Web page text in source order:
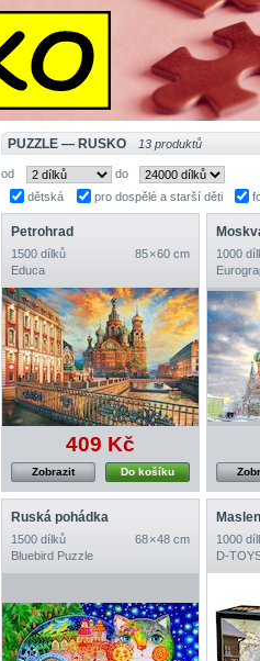
PUZZLE — RUSKO 13 produktů
od
do
dětská
pro dospělé a starší děti
Petrohrad
1500 dílků
85 × 60 cm
Educa
409 Kč
Do košíku
Zobrazit
1000
Ruská pohádka
1500 dílků
68 × 48 cm
Bluebird Puzzle
1000